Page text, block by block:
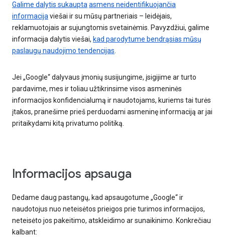
Galime dalytis sukauptaasmens neidentifikuojančia
informacijaviešai ir su mūsų partneriais – leidėjais,
reklamuotojais ar sujungtomis svetainėmis. Pavyzdžiui, galime
informacija dalytis viešai, kad parodytume bendrąsias mūsų
paslaugų naudojimo tendencijas.
Jei „Google“ dalyvaus įmonių susijungime, įsigijime ar turto
pardavime, mes ir toliau užtikrinsime visos asmeninės
informacijos konfidencialumą ir naudotojams, kuriems tai turės
įtakos, pranešime prieš perduodami asmeninę informaciją ar jai
pritaikydami kitą privatumo politiką.
Informacijos apsauga
Dedame daug pastangų, kad apsaugotume „Google“ ir
naudotojus nuo neteisėtos prieigos prie turimos informacijos,
neteisėto jos pakeitimo, atskleidimo ar sunaikinimo. Konkrečiau
kalbant: